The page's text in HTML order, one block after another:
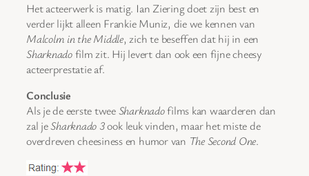
Het acteerwerk is matig. Ian Ziering doet zijn best en
verder lijkt alleen Frankie Muniz, die we kennen van
Malcolm in the Middle, zich te beseffen dat hij in een
Sharknadofilm zit. Hij levert dan ook een fijne cheesy
acteerprestatie af.
Conclusie
Als je de eerste tweeSharknadofilms kan waarderen dan
zal jeSharknado 3ook leuk vinden, maar het miste de
overdreven cheesiness en humor van The Second One.